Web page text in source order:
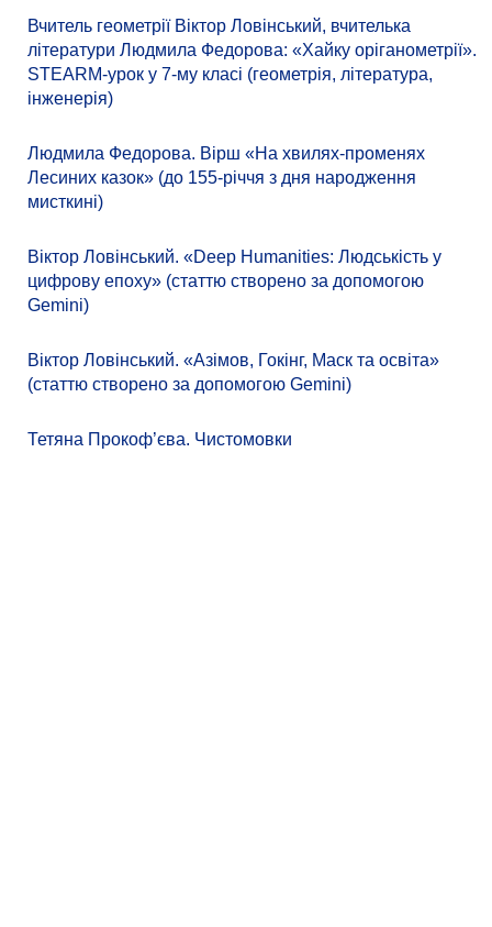
Вчитель геометрії Віктор Ловінський, вчителька
літератури Людмила Федорова: «Хайку оріганометрії».
STEARM-урок у 7-му класі (геометрія, література,
інженерія)
Людмила Федорова. Вірш «На хвилях-променях
Лесиних казок» (до 155-річчя з дня народження
мисткині)
Віктор Ловінський. «Deep Humanities: Людськість у
цифрову епоху» (статтю створено за допомогою
Gemini)
Віктор Ловінський. «Азімов, Гокінг, Маск та освіта»
(статтю створено за допомогою Gemini)
Тетяна Прокоф’єва. Чистомовки